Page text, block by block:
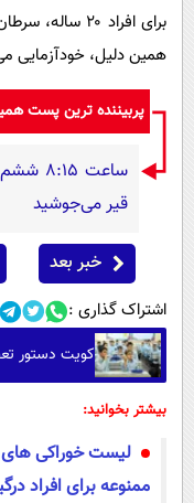
برای افراد
همین دلیل، خودآزمایی
پربیننده ترین پست
ساعت
قیر می‌جوشید
خبر بعد
اشتراک گذاری :
کویت دستور
بیشتر بخوانید:
لیست خوراکی های
ممنوعه برای افراد